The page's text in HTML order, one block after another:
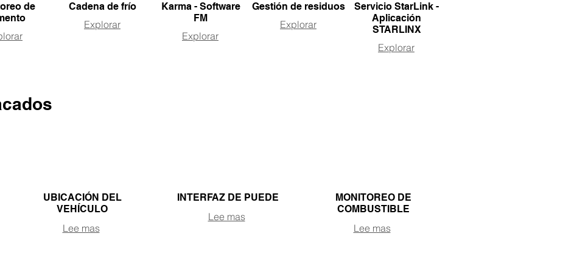
de
Cadena de frío
Explorar
Karma - Software
FM
Explorar
Gestión de residuos
Explorar
Servicio StarLink -
Aplicación
STARLINX
Explorar
UBICACIÓN DEL
VEHÍCULO
Lee mas
INTERFAZ DE PUEDE
Lee mas
MONITOREO DE
COMBUSTIBLE
Lee mas